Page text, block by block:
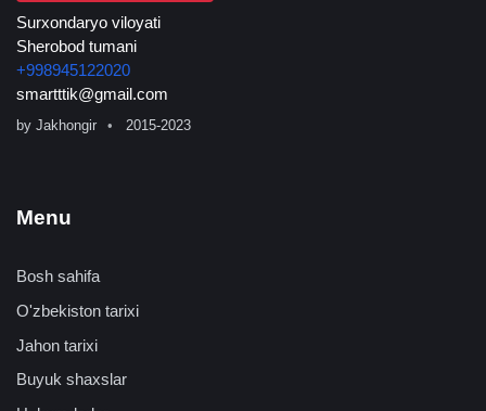
Surxondaryo viloyati
Sherobod tumani
+998945122020
smartttik@gmail.com
by Jakhongir 2015-2023
Menu
Bosh sahifa
O'zbekiston tarixi
Jahon tarixi
Buyuk shaxslar